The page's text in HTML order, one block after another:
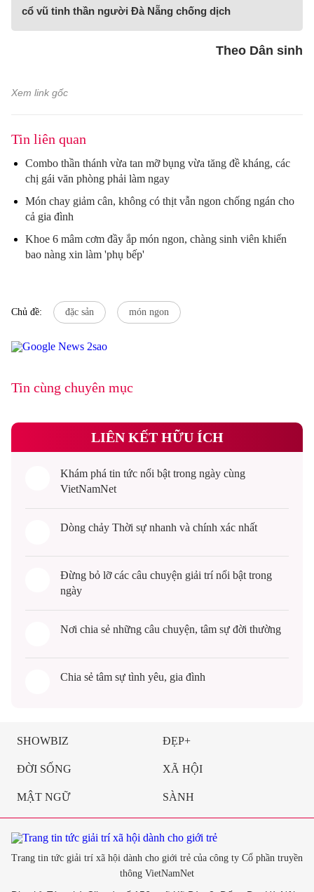
cổ vũ tinh thần người Đà Nẵng chống dịch
Theo Dân sinh
Xem link gốc
Tin liên quan
Combo thần thánh vừa tan mỡ bụng vừa tăng đề kháng, các
chị gái văn phòng phải làm ngay
Món chay giảm cân, không có thịt vẫn ngon chống ngán cho
cả gia đình
Khoe 6 mâm cơm đầy ắp món ngon, chàng sinh viên khiến
bao nàng xin làm 'phụ bếp'
Chủ đề: đặc sản món ngon
Tin cùng chuyên mục
LIÊN KẾT HỮU ÍCH
Khám phá tin tức nổi bật trong ngày cùng
VietNamNet
Dòng chảy Thời sự nhanh và chính xác nhất
Đừng bỏ lỡ các câu chuyện giải trínổi bật trong
ngày
Nơi chia sẻ những câu chuyện, tâm sự đời thường
Chia sẻ tâm sự tình yêu, gia đình
SHOWBIZ ĐẸP+
ĐỜI SỐNG XÃ HỘI
MẬT NGỮ SÀNH
Trang tin tức giải trí xã hội dành cho giới trẻ của công ty Cổ phần truyền
thông VietNamNet